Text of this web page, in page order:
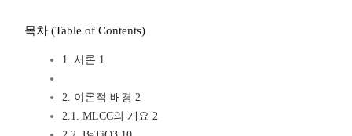
목차 (Table of Contents)
1. 서론 1
2. 이론적 배경 2
2.1. MLCC의 개요 2